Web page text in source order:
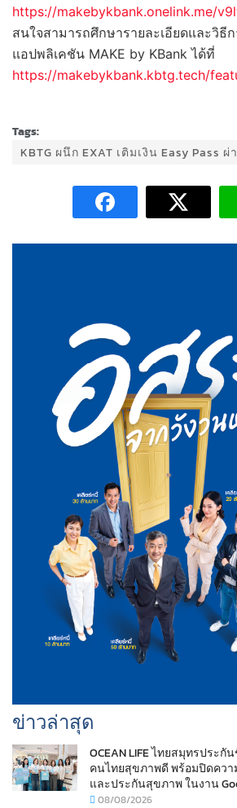
https://makebykbank.onelink.me/
สนใจสามารถศึกษารายละเอียดและวิธี
แอปพลิเคชัน MAKE by KBank ได้ที่
https://makebykbank.kbtg.tech/
Tags:
KBTG ผนึก EXAT เติมเงิน Easy Pass
ข่าวล่าสุด
OCEAN LIFE ไทยสมุทรประ
คนไทยสุขภาพดี พร้อมปิดควา
และประกันสุขภาพ ในงาน
08/08/2026